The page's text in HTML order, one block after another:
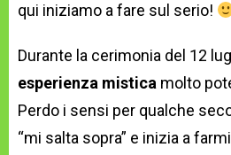
qui iniziamo a fare sul serio!
Durante la cerimonia del 12
esperienza mistica molto
Perdo i sensi per qualche
“mi salta sopra” e inizia a